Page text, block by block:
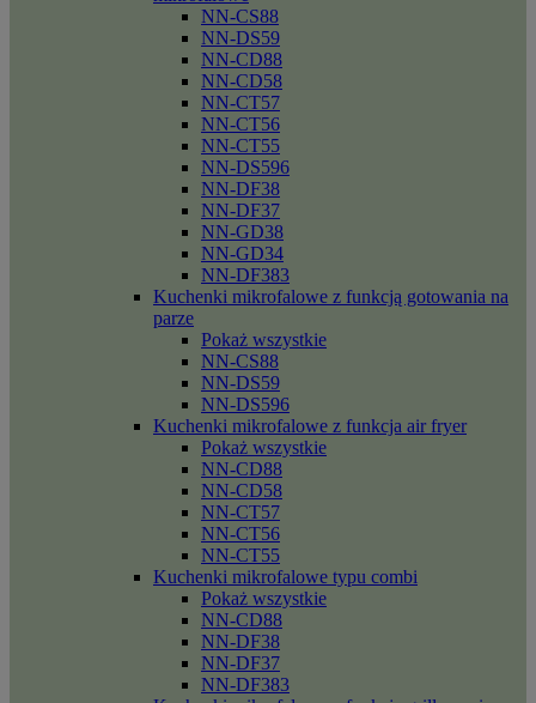
NN-CS88
NN-DS59
NN-CD88
NN-CD58
NN-CT57
NN-CT56
NN-CT55
NN-DS596
NN-DF38
NN-DF37
NN-GD38
NN-GD34
NN-DF383
Kuchenki mikrofalowe z funkcją gotowania na
parze
Pokaż wszystkie
NN-CS88
NN-DS59
NN-DS596
Kuchenki mikrofalowe z funkcja air fryer
Pokaż wszystkie
NN-CD88
NN-CD58
NN-CT57
NN-CT56
NN-CT55
Kuchenki mikrofalowe typu combi
Pokaż wszystkie
NN-CD88
NN-DF38
NN-DF37
NN-DF383